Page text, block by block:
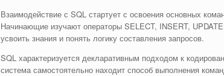
Взаимодействие с SQL стартует с освоения основных
Начинающие изучают операторы SELECT, INSERT,
усвоить знания и понять логику составления запросов.
SQL характеризуется декларативным подходом к
система самостоятельно находит способ выполнения